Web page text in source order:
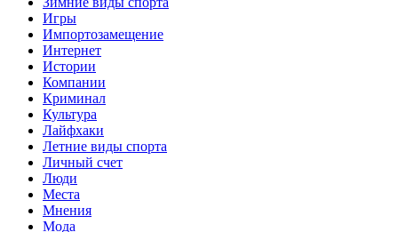
Игры
Импортозамещение
Интернет
Истории
Компании
Криминал
Культура
Лайфхаки
Летние виды спорта
Личный счет
Люди
Места
Мнения
Мода